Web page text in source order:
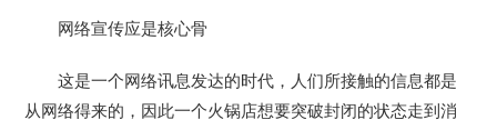
网络宣传应是核心骨
这是一个网络讯息发达的时代，人们所接触的信息都是
从网络得来的，因此一个火锅店想要突破封闭的状态走到消